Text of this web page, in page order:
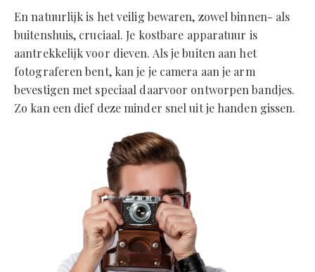
En natuurlijk is het veilig bewaren, zowel binnen- als
buitenshuis, cruciaal. Je kostbare apparatuur is
aantrekkelijk voor dieven. Als je buiten aan het
fotograferen bent, kan je je camera aan je arm
bevestigen met speciaal daarvoor ontworpen bandjes.
Zo kan een dief deze minder snel uit je handen gissen.